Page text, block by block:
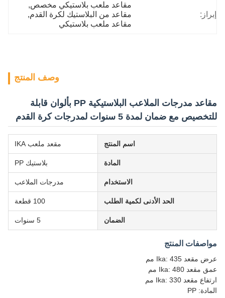
إبراز:
مقاعد ملعب بلاستيكي مخصص ,
مقاعد من البلاستيك لكرة القدم,
مقاعد ملعب بلاستيكي
وصف المنتج
مقاعد مدرجات الملاعب البلاستيكية PP بألوان قابلة
للتخصيص مع ضمان لمدة 5 سنوات لمدرجات كرة القدم
اسم المنتج مقعد ملعب IKA
المادة بلاستيك PP
الاستخدام مدرجات الملاعب
الحد الأدنى لكمية الطلب 100 قطعة
الضمان 5 سنوات
مواصفات المنتج
عرض مقعد Ika: 435 مم
عمق مقعد Ika: 480 مم
ارتفاع مقعد Ika: 330 مم
المادة: PP